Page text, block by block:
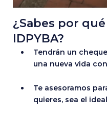
¿Sabes por
IDPYBA?
Tendrán un
una nueva vida
Te asesoramos
quieres, sea el